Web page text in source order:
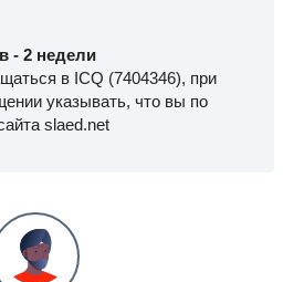
- 2 недели
в ICQ (7404346), при
указывать, что вы по
slaed.net